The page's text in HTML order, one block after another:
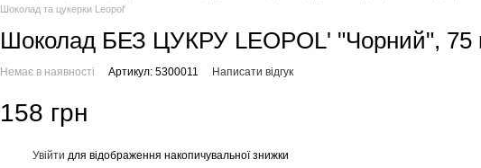
Шоколад та цукерки Leopol'
Шоколад БЕЗ ЦУКРУ LEOPOL' "Чорний", 75
Немає в наявності Артикул: 5300011 Написати відгук
158 грн
Увійти для відображення накопичувальної знижки